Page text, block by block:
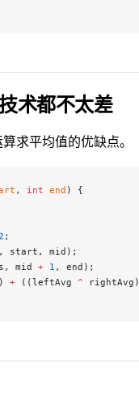
术都不太差
求平均值的优缺点。
, int end ) {
;
start, mid);
mid + 1 , end);
+ ((leftAvg ^ rightAvg)